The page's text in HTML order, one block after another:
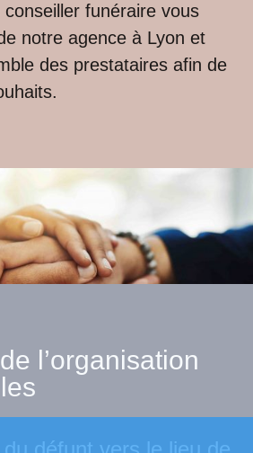
conseiller funéraire vous
notre agence à Lyon et
des prestataires afin de
l’organisation